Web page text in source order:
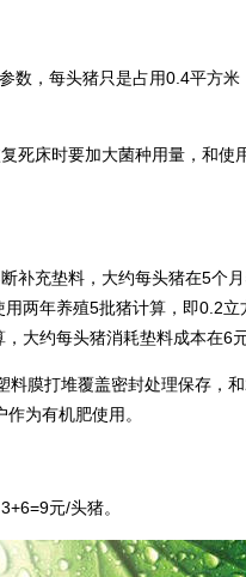
，每头猪只是占用0.4平方米
床时要加大菌种用量，和使
充垫料，大约每头猪在5个月
两年养殖5批猪计算，即0.2
大约每头猪消耗垫料成本在6元
膜打堆覆盖密封处理保存，
为有机肥使用。
元/头猪。